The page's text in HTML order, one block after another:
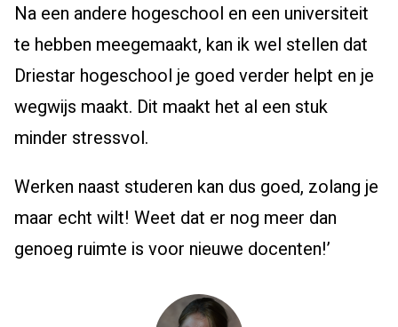
Na een andere hogeschool en een universiteit
te hebben meegemaakt, kan ik wel stellen dat
Driestar hogeschool je goed verder helpt en je
wegwijs maakt. Dit maakt het al een stuk
minder stressvol.
Werken naast studeren kan dus goed, zolang je
maar echt wilt! Weet dat er nog meer dan
genoeg ruimte is voor nieuwe docenten!’